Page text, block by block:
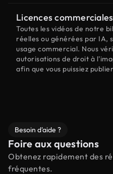
Licences
Toutes les vidéos de notre
réelles ou générées par IA,
usage commercial. Nous
autorisations de droit à
afin que vous puissiez
Besoin d'aide ?
Foire aux questions
Obtenez rapidement des
fréquentes.